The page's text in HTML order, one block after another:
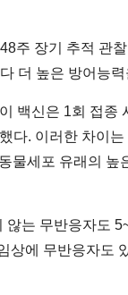
주 장기 추적 관
더 높은 방어능
백신은 1회 접종
다. 이러한 차이
물세포 유래의 높
는 무반응자도
상에 무반응자도